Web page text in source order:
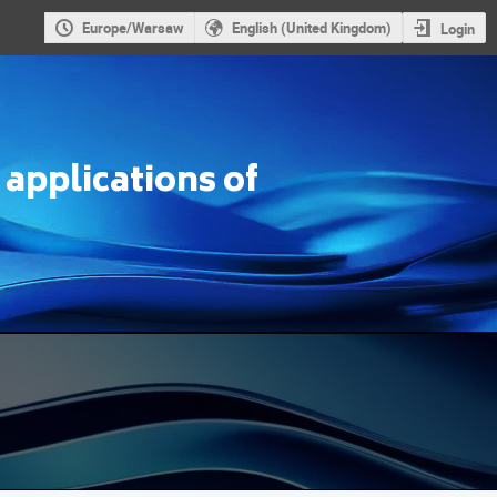
Europe/Warsaw English (United Kingdom) Login
of